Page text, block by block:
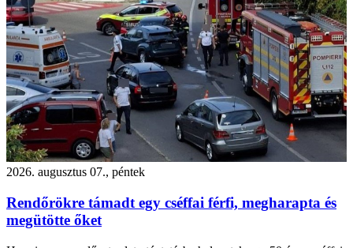
2026. augusztus 07., péntek
Rendőrökre támadt egy cséffai férfi, megharapta és
megütötte őket